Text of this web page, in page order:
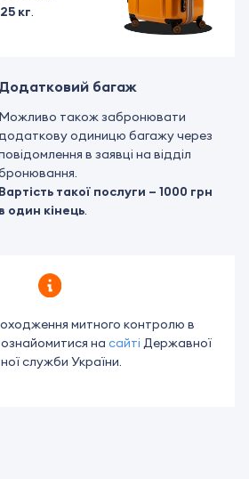
кг.
Додатковий багаж
Можливо також забронювати
одиницю багажу через
в заявці на відділ
Вартість такої послуги – 1000 грн
в один кінець.
митного контролю в
ознайомитися на сайті Державної
служби України.